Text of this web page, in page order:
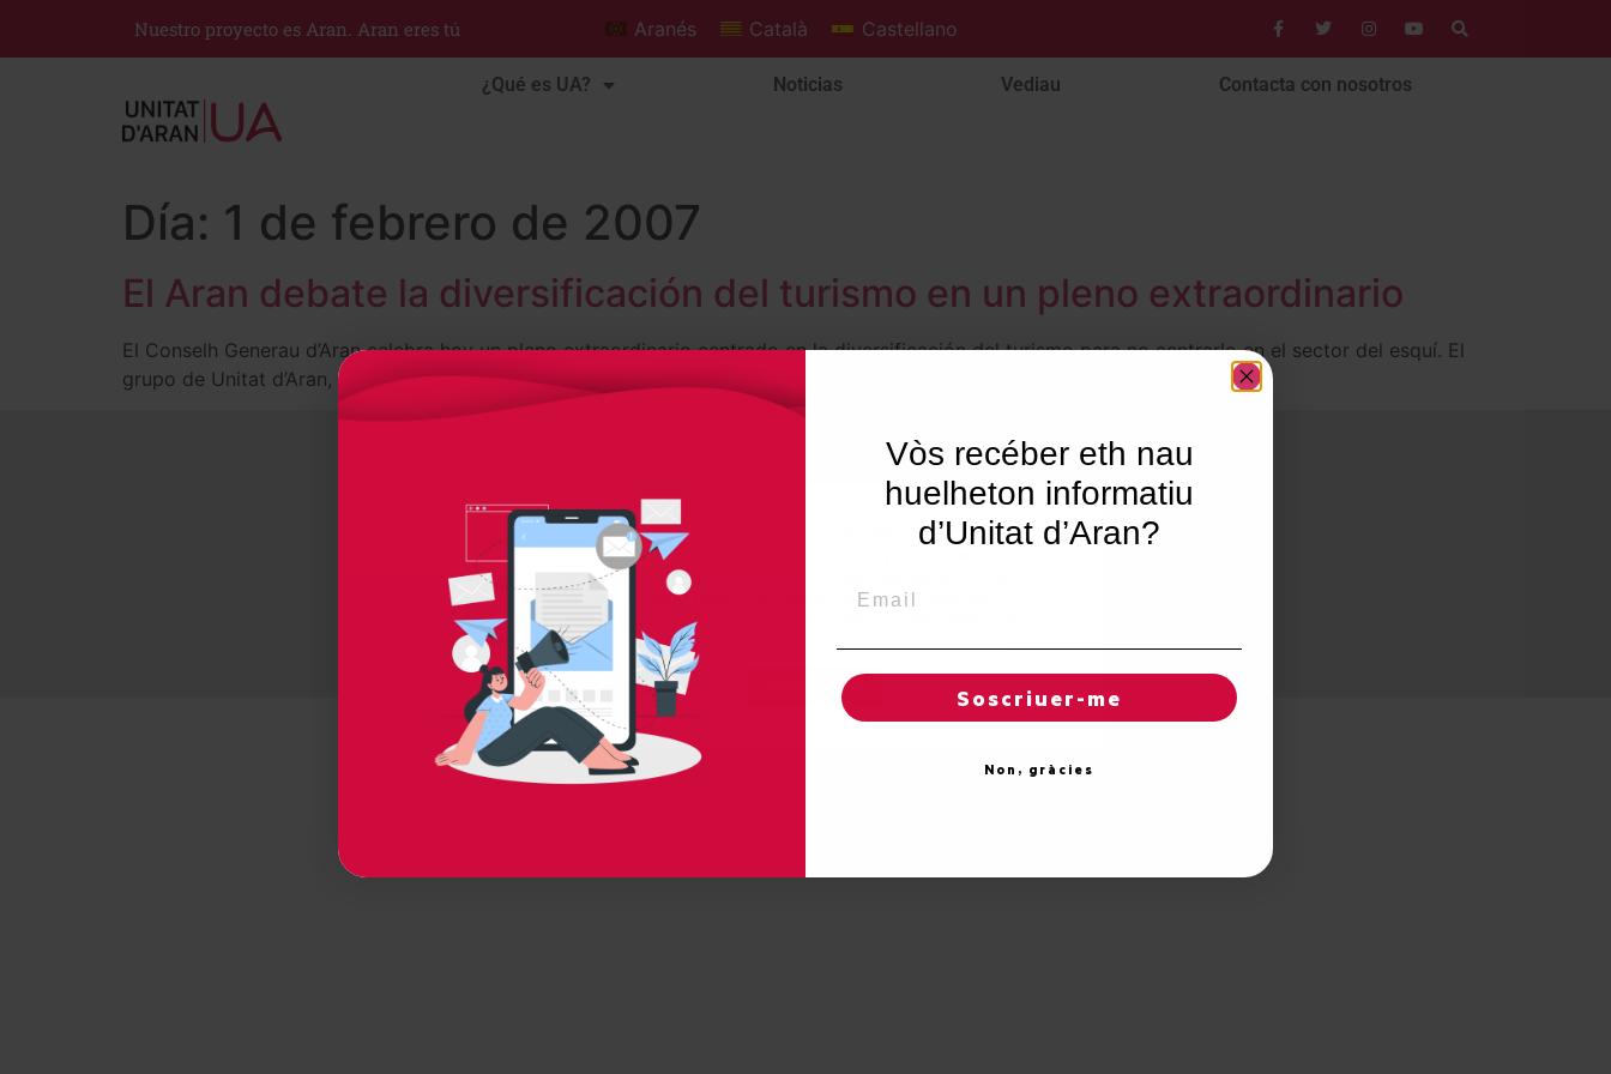
Nuestro proyecto es Aran. Aran eres tú Aranés Català Castellano
¿Qué es UA? Noticias Vediau Contacta con nosotros
Día: 1 de febrero de 2007
El Aran debate la diversificación del turismo en un pleno extraordinario
El Conselh Generau d’Aran celebra hoy un pleno extraordinario centrado en la diversificación del turismo para no centrarlo en el sector del esquí. El
grupo de Unitat d’Aran, en la oposición, había solicitado la reunión para tratar temas como la revaloriza
© 2026 Unitat d'Aran. Todos los derechos reservados.
Utilizamos "cookies" en nuestro sitio web para dar al
usuario una experiencia personalizada y optimizada,
recordando sus preferencias y visitas regulares. Al hacer
clic en "Aceptar todas", acepta el uso de TODAS las
"cookies". Sin embargo, puede visitar "Configuración de
cookies" para concedir un consentimiento controlado.
Reglas de "cookies" Aceptar todas
Vòs recéber eth nau
huelheton informatiu
d’Unitat d’Aran?
Soscriuer-me
Non, gràcies